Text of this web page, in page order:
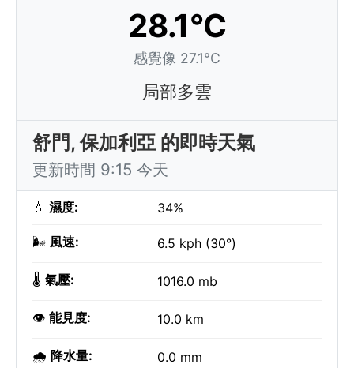
28.1°C
感覺像 27.1°C
局部多雲
舒門, 保加利亞 的即時天氣
更新時間 9:15 今天
💧 濕度: 34%
🌬️ 風速: 6.5 kph (30°)
🌡️ 氣壓: 1016.0 mb
👁️ 能見度: 10.0 km
🌧️ 降水量: 0.0 mm